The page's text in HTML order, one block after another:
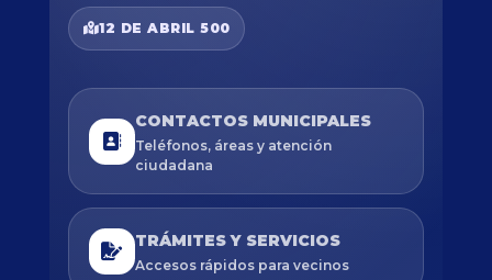
12 DE ABRIL 500
CONTACTOS MUNICIPALES
Teléfonos, áreas y atención
ciudadana
TRÁMITES Y SERVICIOS
Accesos rápidos para vecinos